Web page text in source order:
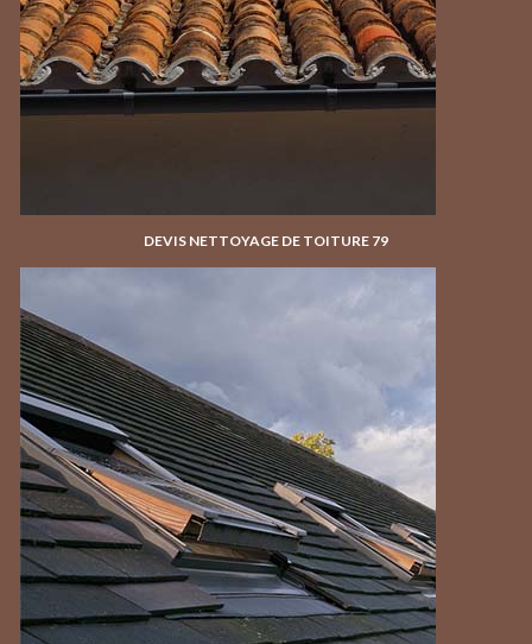
DEVIS NETTOYAGE DE TOITURE 79